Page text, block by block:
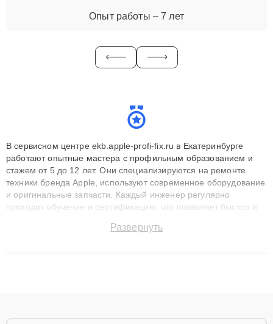
Опыт работы – 7 лет
В сервисном центре ekb.apple-profi-fix.ru в Екатеринбурге
работают опытные мастера с профильным образованием и
стажем от 5 до 12 лет. Они специализируются на ремонте
техники бренда Apple, используют современное оборудование
и оригинальные запчасти. Каждый инженер регулярно
проходит обучение и сертификацию, что позволяет быстро и
сохранением гарантии до 3 лет. Наши мастера решают
Развернуть